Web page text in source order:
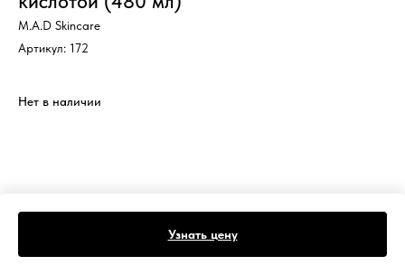
M.A.D Skincare
Артикул: 172
Нет в наличии
Узнать цену